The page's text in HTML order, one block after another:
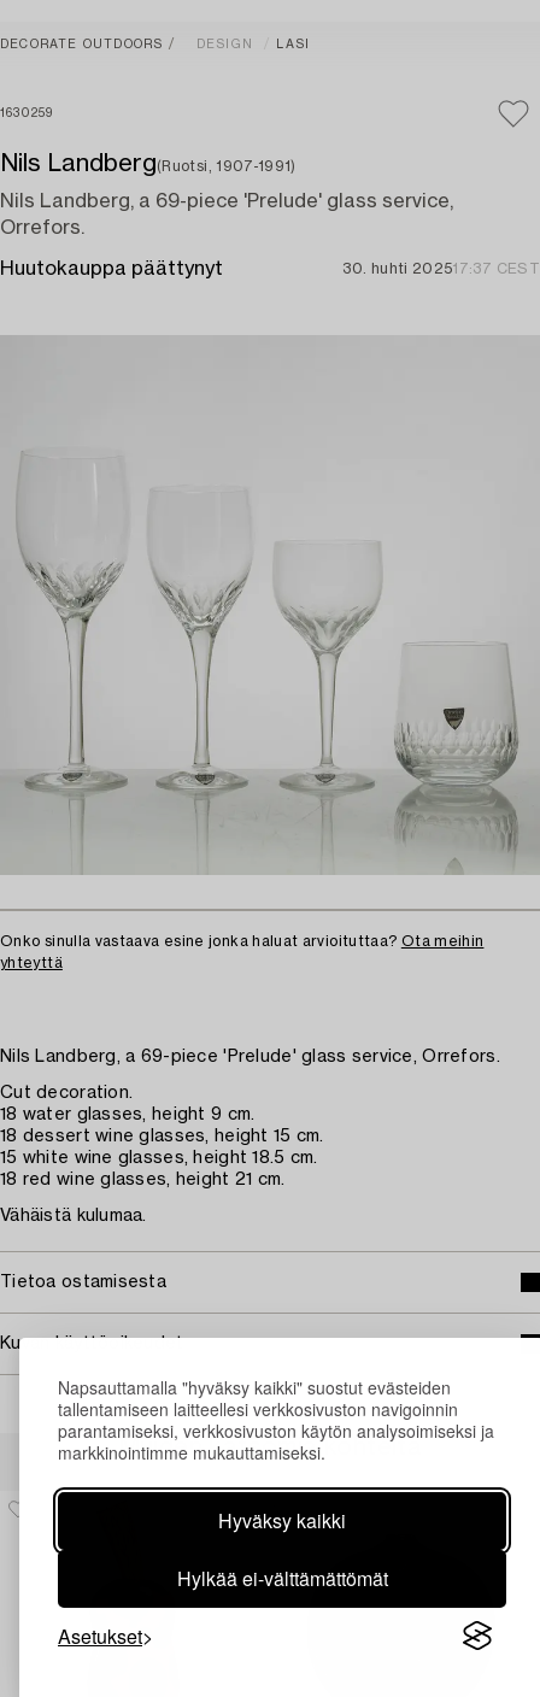
Napsauttamalla "hyväksy kaikki" suostut evästeiden
tallentamiseen laitteellesi verkkosivuston navigoinnin
parantamiseksi, verkkosivuston käytön analysoimiseksi ja
markkinointimme mukauttamiseksi.
Hyväksy kaikki
Hylkää ei-välttämättömät
Asetukset
DECORATE OUTDOORS DESIGN LASI
1630259
Nils Landberg(Ruotsi, 1907-1991)
Nils Landberg, a 69-piece 'Prelude' glass service,
Orrefors.
Huutokauppa päättynyt 30. huhti 202517:37 CEST
Onko sinulla vastaava esine jonka haluat arvioituttaa? Ota meihin
yhteyttä
Nils Landberg, a 69-piece 'Prelude' glass service, Orrefors.
Cut decoration.
18 water glasses, height 9 cm.
18 dessert wine glasses, height 15 cm.
15 white wine glasses, height 18.5 cm.
18 red wine glasses, height 21 cm.
Vähäistä kulumaa.
Tietoa ostamisesta
Kuvan käyttöoikeudet
Muiden katsomia kohteita